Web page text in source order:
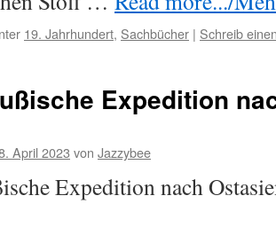
19. Jahrhundert, Sachbücher | Schreib
Expedition
April 2023 von Jazzybee
Expedition nach